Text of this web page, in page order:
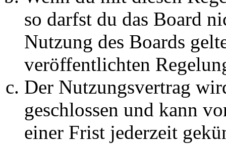
so darfst du das Board
Nutzung des Boards
veröffentlichten
Der Nutzungsvertrag
geschlossen und kann
einer Frist jederzeit